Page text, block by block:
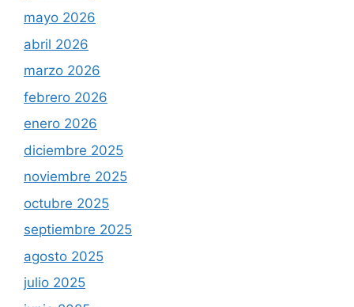
mayo 2026
abril 2026
marzo 2026
febrero 2026
enero 2026
diciembre 2025
noviembre 2025
octubre 2025
septiembre 2025
agosto 2025
julio 2025